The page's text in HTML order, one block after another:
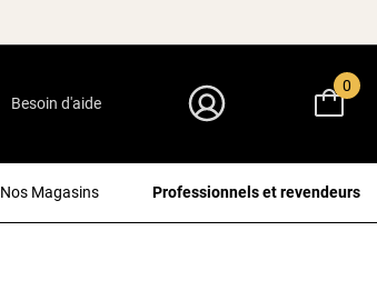
Besoin d'aide
0
Nos Magasins Professionnels et revendeurs